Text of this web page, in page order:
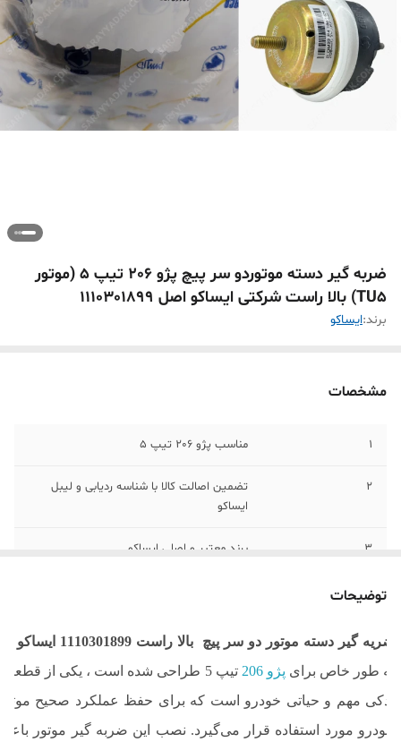
ضربه‌ گیر دسته موتوردو سر پیچ پژو 206 تیپ 5 (موتور
TU5) بالا راست شرکتی ایساکو اصل 1110301899
برند:ايساکو
مشخصات
1 مناسب پژو 206 تیپ 5
2
تضمین اصالت کالا با شناسه ردیابی و لیبل
ایساکو
3 برند معتبر و اصلی ایساکو
توضیحات
ضریه گیر دسته موتور دو سر پیچ بالا راست 1110301899 ایساکو
به طور خاص برای پژو 206
تیپ 5 طراحی شده است ، یکی از
یدکی مهم و حیاتی خودرو است که برای حفظ عملکرد صحیح
خودرو مورد استفاده قرار می‌گیرد. نصب این ضربه‌ گیر موتور